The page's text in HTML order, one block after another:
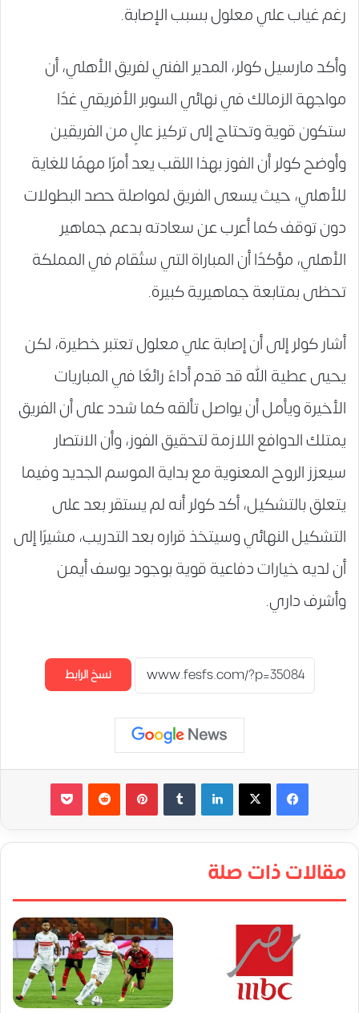
رغم غياب علي معلول بسبب الإصابة.
وأكد مارسيل كولر، المدير الفني لفريق الأهلي، أن
مواجهة الزمالك في نهائي السوبر الأفريقي غدًا
ستكون قوية وتحتاج إلى تركيز عالٍ من الفريقين
وأوضح كولر أن الفوز بهذا اللقب يعد أمرًا مهمًا للغاية
للأهلي، حيث يسعى الفريق لمواصلة حصد البطولات
دون توقف كما أعرب عن سعادته بدعم جماهير
الأهلي، مؤكدًا أن المباراة التي ستُقام في المملكة
تحظى بمتابعة جماهيرية كبيرة.
أشار كولر إلى أن إصابة علي معلول تعتبر خطيرة، لكن
يحيى عطية الله قد قدم أداءً رائعًا في المباريات
الأخيرة ويأمل أن يواصل تألقه كما شدد على أن الفريق
يمتلك الدوافع اللازمة لتحقيق الفوز، وأن الانتصار
سيعزز الروح المعنوية مع بداية الموسم الجديد وفيما
يتعلق بالتشكيل، أكد كولر أنه لم يستقر بعد على
التشكيل النهائي وسيتخذ قراره بعد التدريب، مشيرًا إلى
أن لديه خيارات دفاعية قوية بوجود يوسف أيمن
وأشرف داري.
نسخ الرابط
لينكدإن بينتيريست
مقالات ذات صلة